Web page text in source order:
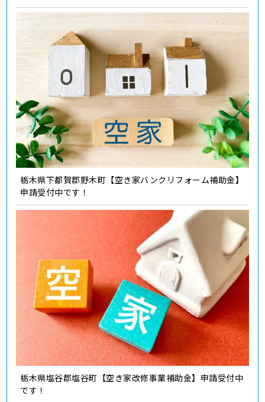
栃木県下都賀郡野木町【空き家バンクリフォーム補助金】
申請受付中です！
栃木県塩谷郡塩谷町【空き家改修事業補助金】申請受付中
です！